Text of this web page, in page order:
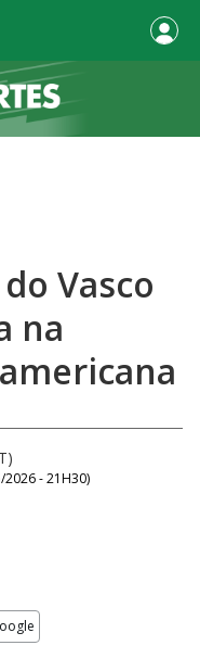
Vasco
na
2026 - 21H30)